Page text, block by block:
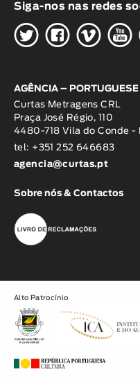
Siga-nos nas redes
HGWO
AGÊNCIA –
Curtas Metragens CRL
Praça José Régio, 110
4480-718 Vila do Conde -
tel: +351 252 646683
agencia@curtas.pt
Sobre nós & Contactos
Alto Patrocínio